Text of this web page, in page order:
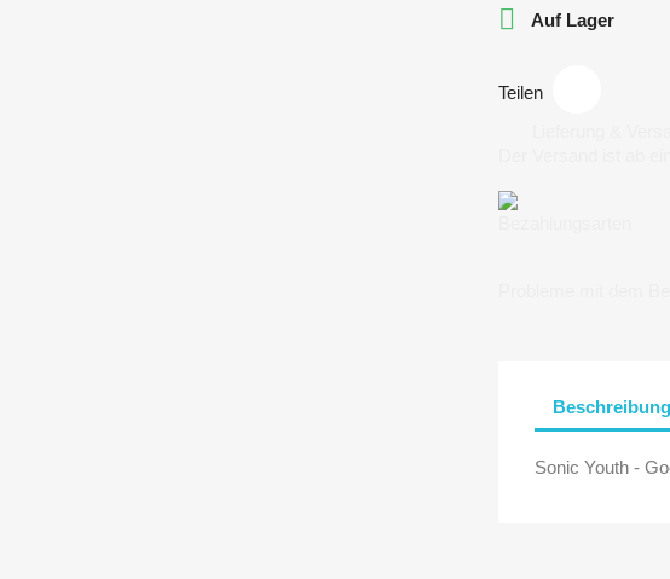
 Auf Lager
Teilen
Beschreibung
Sonic Youth -